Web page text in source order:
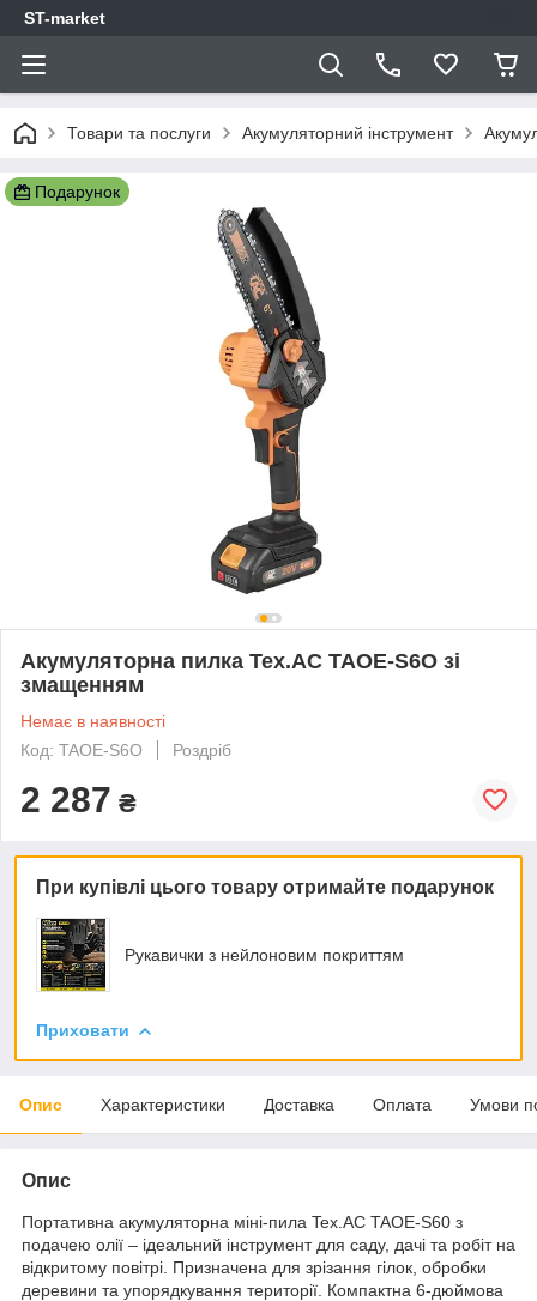
ST-market
Товари та послуги Акумуляторний інструмент
Подарунок
Акумуляторна пилка Tex.AC TAOE-S6O зі
змащенням
Немає в наявності
Код: TAOE-S6O
Роздріб
2 287 ₴
При купівлі цього товару отримайте подарунок
Рукавички з нейлоновим покриттям
Приховати
Опис Характеристики Доставка Оплата Умови
Опис
Портативна акумуляторна міні-пила Tex.AC TAOE-S60 з
подачею олії – ідеальний інструмент для саду, дачі та робіт на
відкритому повітрі. Призначена для зрізання гілок, обробки
деревини та упорядкування території. Компактна 6-дюймова